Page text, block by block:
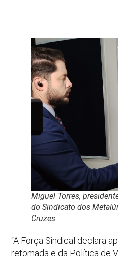
Miguel Torres,
do Sindicato dos
Cruzes
“A Força Sindical declara
retomada e da Política de